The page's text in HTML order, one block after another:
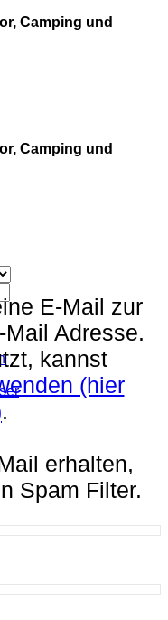
Camping und
Camping und
E-Mail zur
Adresse.
kannst
(hier
.
erhalten,
Spam Filter.